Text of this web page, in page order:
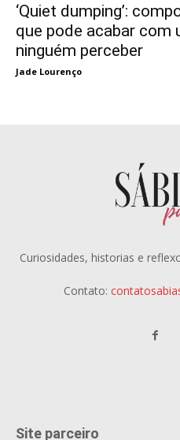
‘Quiet dumping’:
que pode acabar com
ninguém perceber
Jade Lourenço
Curiosidades, historias e
Contato:
Site parceiro